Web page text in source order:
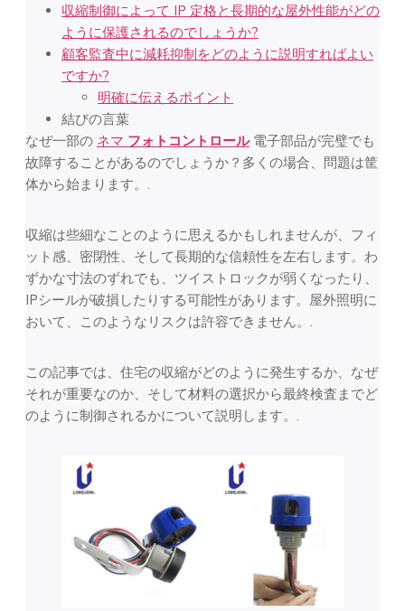
収縮制御によって IP 定格と長期的な屋外性能がどの
ように保護されるのでしょうか?
顧客監査中に減耗抑制をどのように説明すればよい
ですか?
明確に伝えるポイント
結びの言葉
なぜ一部の ネマ フォトコントロール 電子部品が完璧でも
故障することがあるのでしょうか？多くの場合、問題は筐
体から始まります。.
収縮は些細なことのように思えるかもしれませんが、フィ
ット感、密閉性、そして長期的な信頼性を左右します。わ
ずかな寸法のずれでも、ツイストロックが弱くなったり、
IPシールが破損したりする可能性があります。屋外照明に
おいて、このようなリスクは許容できません。.
この記事では、住宅の収縮がどのように発生するか、なぜ
それが重要なのか、そして材料の選択から最終検査までど
のように制御されるかについて説明します。.